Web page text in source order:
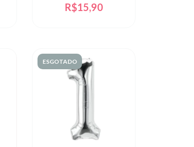
R$15,90
ESGOTADO